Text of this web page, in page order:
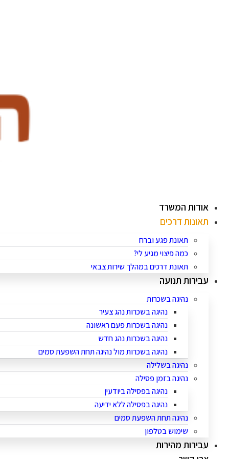
אודות המשרד
תאונות דרכים
תאונת פגע וברח
כמה פיצוי מגיע לי?
תאונת דרכים במהלך שירות צבאי
עבירות תנועה
נהיגה בשכרות
נהיגה בשכרות נהג צעיר
נהיגה בשכרות פעם ראשונה
נהיגה בשכרות נהג חדש
נהיגה בשכרות מול נהיגה תחת השפעת סמים
נהיגה בשלילה
נהיגה בזמן פסילה
נהיגה בפסילה ביודעין
נהיגה בפסילה ללא ידיעה
נהיגה תחת השפעת סמים
שימוש בטלפון
עבירות מהירות